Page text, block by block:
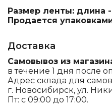
Размер ленты: длина
Продается
Доставка
Самовывоз из
в течение 1 дня после
Адрес склада для
г. Новосибирск, ул.
Пт: с 09:00 до 17:00.